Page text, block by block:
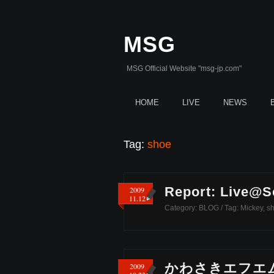
MSG
MSG Official Website "msg-jp.com"
HOME LIVE NEWS
Tag: shoe
2009
11.12
Report:
Category: BLOG / Tag: Mickey,
2009
かわさきエフエ